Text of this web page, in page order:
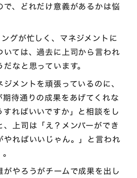
で、どれだけ意義があるかは悩
グが忙しく、マネジメントに
いては、過去に上司から言われ
なと思っています。
メントを頑張っているのに、
待通りの成果をあげてくれな
すればいいですか」と相談をし
上司は「え？メンバーができ
やればいいじゃん。」と言われ
やろうがチームで成果を出し